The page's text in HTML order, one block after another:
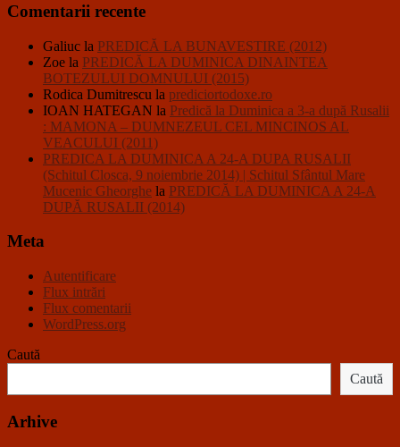
Comentarii recente
Galiuc la PREDICĂ LA BUNAVESTIRE (2012)
Zoe la PREDICĂ LA DUMINICA DINAINTEA
BOTEZULUI DOMNULUI (2015)
Rodica Dumitrescu la prediciortodoxe.ro
IOAN HATEGAN la Predică la Duminica a 3-a după Rusalii
: MAMONA – DUMNEZEUL CEL MINCINOS AL
VEACULUI (2011)
PREDICA LA DUMINICA A 24-A DUPA RUSALII
(Schitul Closca, 9 noiembrie 2014) | Schitul Sfântul Mare
Mucenic Gheorghe la PREDICĂ LA DUMINICA A 24-A
DUPĂ RUSALII (2014)
Meta
Autentificare
Flux intrări
Flux comentarii
WordPress.org
Caută
Caută
Arhive